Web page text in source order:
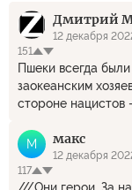
Дмитрий
12 декабря
151
Пшеки всегда
заокеанским
стороне нацистов
М макс
12 декабря
117